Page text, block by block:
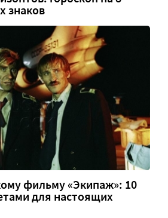
знаков
фильму «Экипаж»: 10
для настоящих